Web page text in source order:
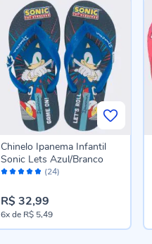
Avaliação: (24)
Chinelo Ipanema Infantil
Sonic Lets Azul/Branco
R$ 32,99
6xde R$ 5,49